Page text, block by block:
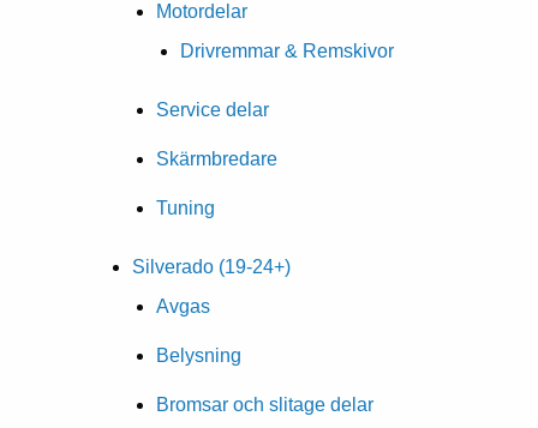
Motordelar
Drivremmar & Remskivor
Service delar
Skärmbredare
Tuning
Silverado (19-24+)
Avgas
Belysning
Bromsar och slitage delar